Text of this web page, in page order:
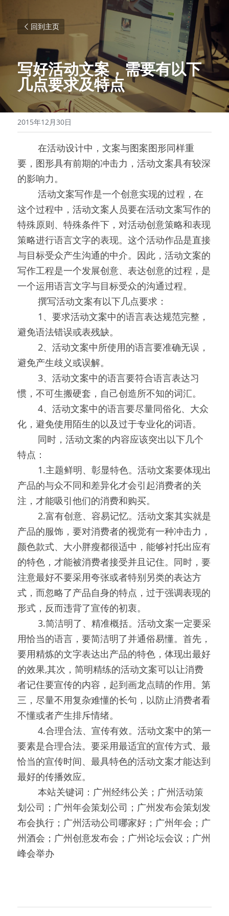
回到主页
写好活动文案，需要有以下
几点要求及特点
2015年12月30日
在活动设计中，文案与图案图形同样重
要，图形具有前期的冲击力，活动文案具有较深
的影响力。
活动文案写作是一个创意实现的过程，在
这个过程中，活动文案人员要在活动文案写作的
特殊原则、特殊条件下，对活动创意策略和表现
策略进行语言文字的表现。这个活动作品是直接
与目标受众产生沟通的中介。因此，活动文案的
写作工程是一个发展创意、表达创意的过程，是
一个运用语言文字与目标受众的沟通过程。
撰写活动文案有以下几点要求：
1、要求活动文案中的语言表达规范完整，
避免语法错误或表残缺。
2、活动文案中所使用的语言要准确无误，
避免产生歧义或误解。
3、活动文案中的语言要符合语言表达习
惯，不可生搬硬套，自己创造所不知的词汇。
4、活动文案中的语言要尽量同俗化、大众
化，避免使用陌生的以及过于专业化的词语。
同时，活动文案的内容应该突出以下几个
特点：
1.主题鲜明、彰显特色。活动文案要体现出
产品的与众不同和差异化才会引起消费者的关
注，才能吸引他们的消费和购买。
2.富有创意、容易记忆。活动文案其实就是
产品的服饰，要对消费者的视觉有一种冲击力，
颜色款式、大小胖瘦都很适中，能够衬托出应有
的特色，才能被消费者接受并且记住。同时，要
注意最好不要采用夸张或者特别另类的表达方
式，而忽略了产品自身的特点，过于强调表现的
形式，反而违背了宣传的初衷。
3.简洁明了、精准概括。活动文案一定要采
用恰当的语言，要简洁明了并通俗易懂。首先，
要用精炼的文字表达出产品的特色，体现出最好
的效果,其次，简明精练的活动文案可以让消费
者记住要宣传的内容，起到画龙点睛的作用。第
三，尽量不用复杂难懂的长句，以防止消费者看
不懂或者产生排斥情绪。
4.合理合法、宣传有效。活动文案中的第一
要素是合理合法。要采用最适宜的宣传方式、最
恰当的宣传时间、最具特色的活动文案才能达到
最好的传播效应。
本站关键词：广州经纬公关；广州活动策
划公司；广州年会策划公司；广州发布会策划发
布会执行；广州活动公司哪家好；广州年会；广
州酒会；广州创意发布会；广州论坛会议；广州
峰会举办